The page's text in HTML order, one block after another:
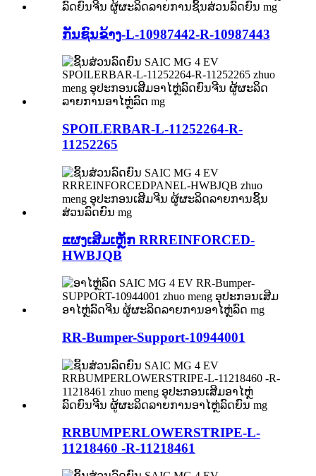
ກັນຊົນຂ້າງ-L-10987442-R-10987443
SPOILERBAR-L-11252264-R-
11252265
ແຜງເສີມເຫຼັກ RRREINFORCED-
HWBJQB
RR-Bumper-Support-10944001
RRBUMPERLOWERSTRIPE-L-
11218460 -R-11218461